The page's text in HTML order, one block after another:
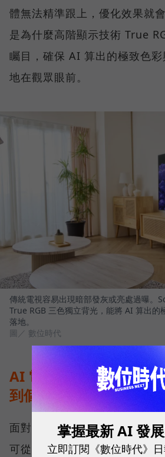
體無法精準跟上，優化效果就
是為什麼高階顯示技術 True
矚目，確保 AI 算出的極致色
地在觀眾眼前。
傳統電視容易出現暗部發灰或亮處過曝。
True RGB 三色獨立背光，能將 AI 算出的
落地。
圖／ 數位時代
AI 電視可以幹嘛？從畫
到個人化推薦的四大核
面對消費者的核心疑問「AI 電
可從四大 AI 電視功能深入拆解
掌握最新 AI 發展
立即訂閱《數位時代》